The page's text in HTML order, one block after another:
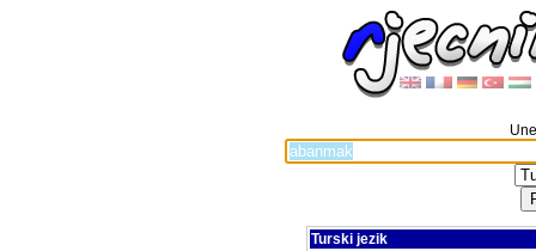
Turski jezik